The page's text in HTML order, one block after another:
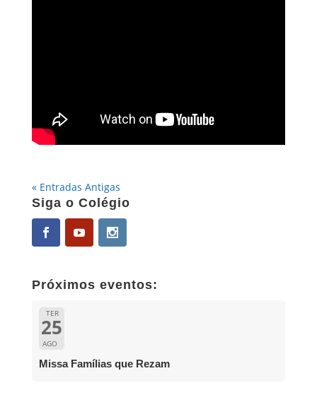
« Entradas Antigas
Siga o Colégio
Próximos eventos:
TER
25
AGO
Missa Famílias que Rezam